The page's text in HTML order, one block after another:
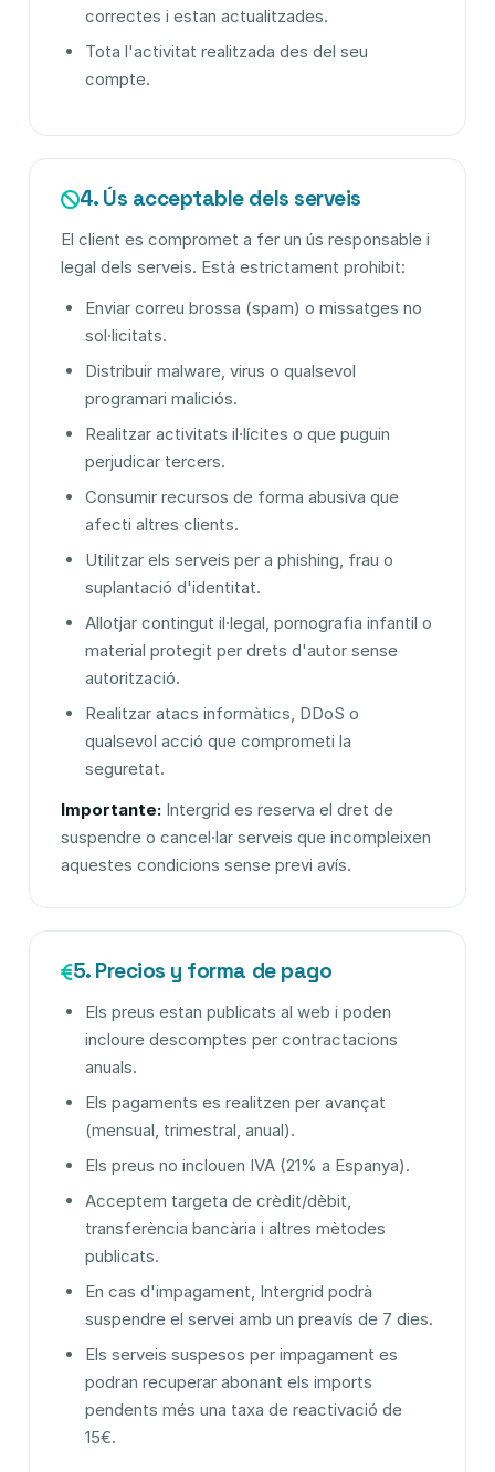
correctes i estan actualitzades.
Tota l'activitat realitzada des del seu
compte.
4. Ús acceptable dels serveis
El client es compromet a fer un ús responsable i
legal dels serveis. Està estrictament prohibit:
Enviar correu brossa (spam) o missatges no
sol·licitats.
Distribuir malware, virus o qualsevol
programari maliciós.
Realitzar activitats il·lícites o que puguin
perjudicar tercers.
Consumir recursos de forma abusiva que
afecti altres clients.
Utilitzar els serveis per a phishing, frau o
suplantació d'identitat.
Allotjar contingut il·legal, pornografia infantil o
material protegit per drets d'autor sense
autorització.
Realitzar atacs informàtics, DDoS o
qualsevol acció que comprometi la
seguretat.
Importante: Intergrid es reserva el dret de
suspendre o cancel·lar serveis que incompleixen
aquestes condicions sense previ avís.
5. Precios y forma de pago
Els preus estan publicats al web i poden
incloure descomptes per contractacions
anuals.
Els pagaments es realitzen per avançat
(mensual, trimestral, anual).
Els preus no inclouen IVA (21% a Espanya).
Acceptem targeta de crèdit/dèbit,
transferència bancària i altres mètodes
publicats.
En cas d'impagament, Intergrid podrà
suspendre el servei amb un preavís de 7 dies.
Els serveis suspesos per impagament es
podran recuperar abonant els imports
pendents més una taxa de reactivació de
15€.